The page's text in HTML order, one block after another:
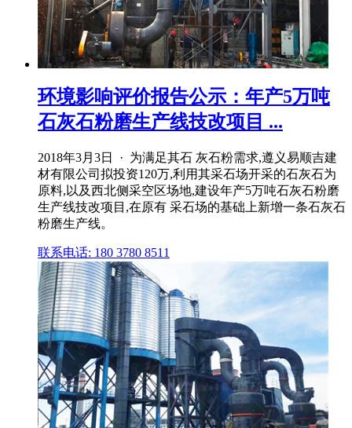
环境影响评价报告公示：年产5万吨
石灰石粉磨生产线技改项目 ...
2018年3月3日 · 为满足其石 灰石粉需求,遵义易顺吉建
材有限公司拟投资120万,利用其采石场开采的石灰石为
原料,以及西北侧采空区场地,建设年产5万吨石灰石粉磨
生产线技改项目,在原有 采石场的基础上新增一条石灰石
粉磨生产线。
联系电话: 180 3780 8511